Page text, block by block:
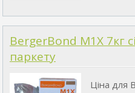
BergerBond M1X 7кг
паркету
Ціна для